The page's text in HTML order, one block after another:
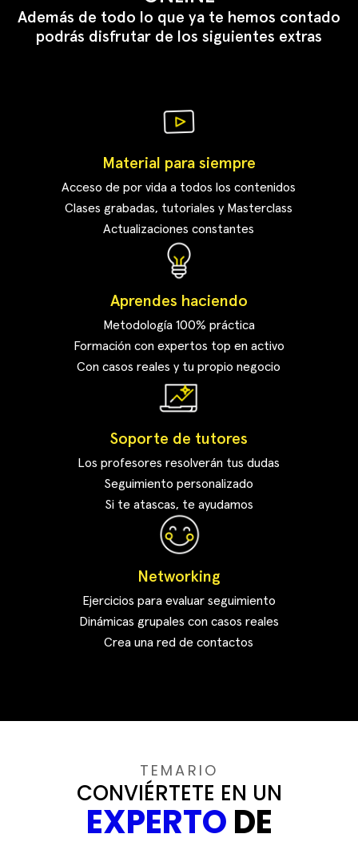
Además de todo lo que ya te hemos contado
podrás disfrutar de los siguientes extras
Material para siempre
Acceso de por vida a todos los contenidos
Clases grabadas, tutoriales y Masterclass
Actualizaciones constantes
Aprendes haciendo
Metodología 100% práctica
Formación con expertos top en activo
Con casos reales y tu propio negocio
Soporte de tutores
Los profesores resolverán tus dudas
Seguimiento personalizado
Si te atascas, te ayudamos
Networking
Ejercicios para evaluar seguimiento
Dinámicas grupales con casos reales
Crea una red de contactos
TEMARIO
CONVIÉRTETE EN UN
EXPERTODE